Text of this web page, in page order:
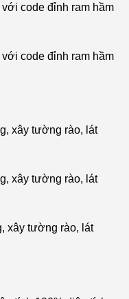
code đỉnh ram hầm
code đỉnh ram hầm
xây tường rào, lát
xây tường rào, lát
xây tường rào, lát